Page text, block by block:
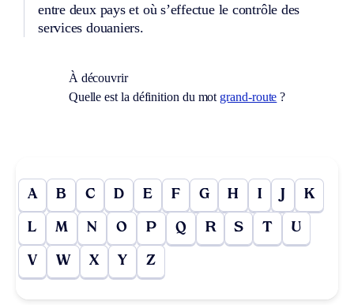
entre deux pays et où s’effectue le contrôle des
services douaniers.
À découvrir
Quelle est la définition du mot grand-route ?
A B C D E F G H I J K
L M N O P Q R S T U
V W X Y Z